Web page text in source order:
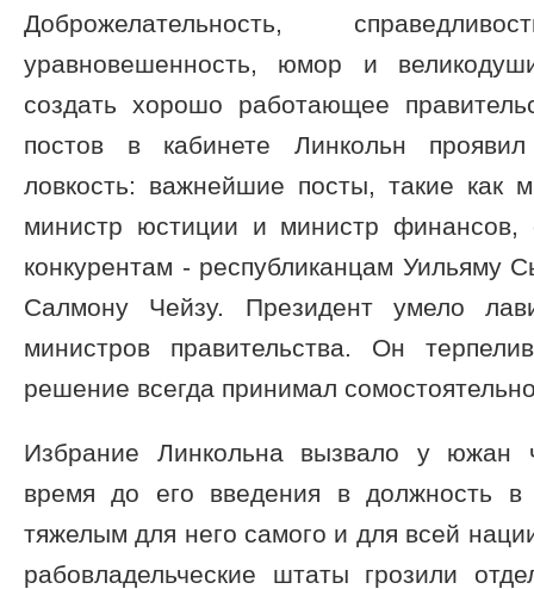
Доброжелательность,
уравновешенность, юмор и
создать хорошо работающее
постов в кабинете Линкольн
ловкость: важнейшие посты, такие как
министр юстиции и министр
конкурентам - республиканцам Уильяму
Салмону Чейзу. Президент умело
министров правительства. Он
решение всегда принимал
Избрание Линкольна вызвало у южан
время до его введения в должность в
тяжелым для него самого и для всей
рабовладельческие штаты грозили